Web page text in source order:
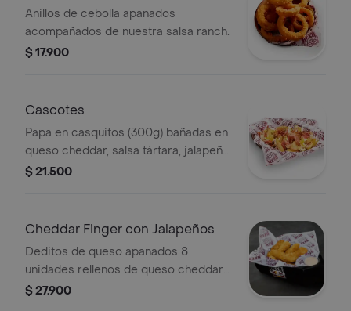
Anillos de cebolla apanados
acompañados de nuestra salsa ranch.
$ 17.900
Cascotes
Papa en casquitos (300g) bañadas en
queso cheddar, salsa tártara, jalapeño
y tocineta.
$ 21.500
Cheddar Finger con Jalapeños
Deditos de queso apanados 8
unidades rellenos de queso cheddar y
jalapeños, Acompañados de salsa de
$ 27.900